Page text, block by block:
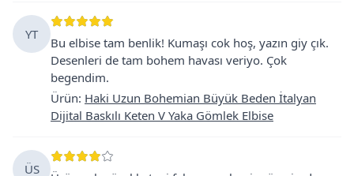
YT
Bu elbise tam benlik! Kumaşı cok hoş, yazın giy çık.
Desenleri de tam bohem havası veriyo. Çok
begendim.
Ürün: Haki Uzun Bohemian Büyük Beden İtalyan
Dijital Baskılı Keten V Yaka Gömlek Elbise
ÜS